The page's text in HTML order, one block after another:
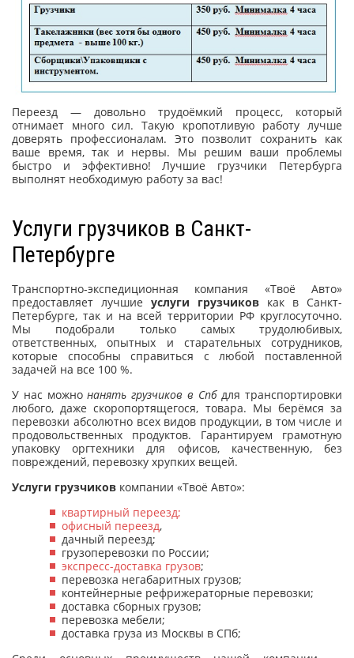
Переезд — довольно трудоёмкий процесс, который
отнимает много сил. Такую кропотливую работу лучше
доверять профессионалам. Это позволит сохранить как
ваше время, так и нервы. Мы решим ваши проблемы
быстро и эффективно! Лучшие грузчики Петербурга
выполнят необходимую работу за вас!
Услуги грузчиков в Санкт-
Петербурге
Транспортно-экспедиционная компания «Твоё Авто»
предоставляет лучшие услуги грузчиков как в Санкт-
Петербурге, так и на всей территории РФ круглосуточно.
Мы подобрали только самых трудолюбивых,
ответственных, опытных и старательных сотрудников,
которые способны справиться с любой поставленной
задачей на все 100 %.
У нас можнонанять грузчиков в Спбдля транспортировки
любого, даже скоропортящегося, товара. Мы берёмся за
перевозки абсолютно всех видов продукции, в том числе и
продовольственных продуктов. Гарантируем грамотную
упаковку оргтехники для офисов, качественную, без
повреждений, перевозку хрупких вещей.
Услуги грузчиков компании «Твоё Авто»:
квартирный переезд;
офисный переезд,
дачный переезд;
грузоперевозки по России;
экспресс-доставка грузов;
перевозка негабаритных грузов;
контейнерные рефрижераторные перевозки;
доставка сборных грузов;
перевозка мебели;
доставка груза из Москвы в СПб;